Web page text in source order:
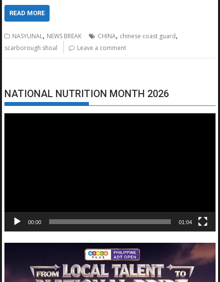
READ MORE
NASYUNAL, NEWS BREAK CHINA, chinese coast guard,
scarborough shoal Leave a comment
NATIONAL NUTRITION MONTH 2026
00:00 01:04